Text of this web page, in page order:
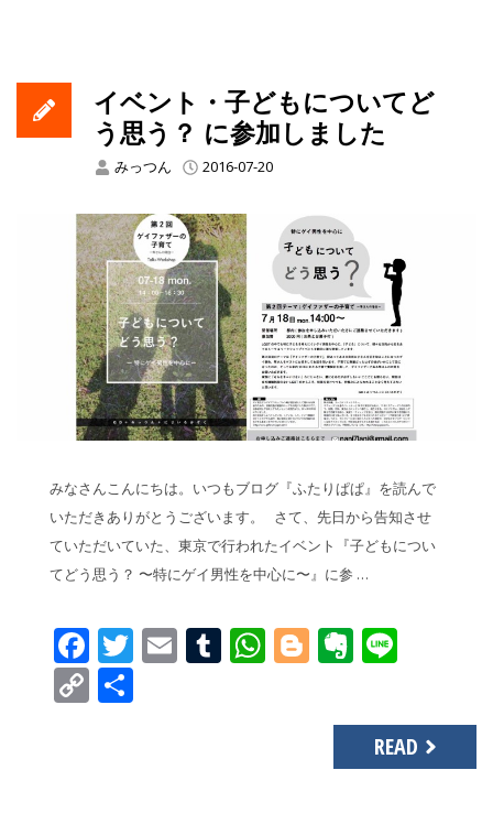
イベント・子どもについてど
う思う？ に参加しました
みっつん 2016-07-20
みなさんこんにちは。いつもブログ『ふたりぱぱ』を読んで
いただきありがとうございます。 さて、先日から告知させ
ていただいていた、東京で行われたイベント『子どもについ
てどう思う？ 〜特にゲイ男性を中心に〜』に参 …
Facebook
Twitter
EmailTumblr
WhatsApp
Blogger
Copy
READ